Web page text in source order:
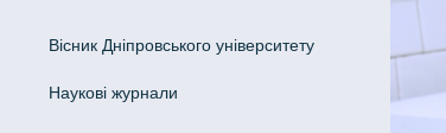
Вісник Дніпровського університету
Наукові журнали